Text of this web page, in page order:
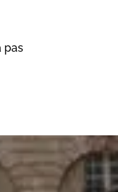
pas